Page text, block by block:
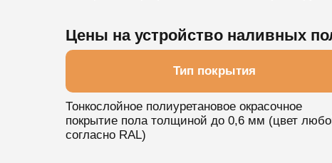
Цены на устройство наливных
Тип покрытия
Тонкослойное полиуретановое окрасочное
покрытие пола толщиной до 0,6 мм (цвет
согласно RAL)